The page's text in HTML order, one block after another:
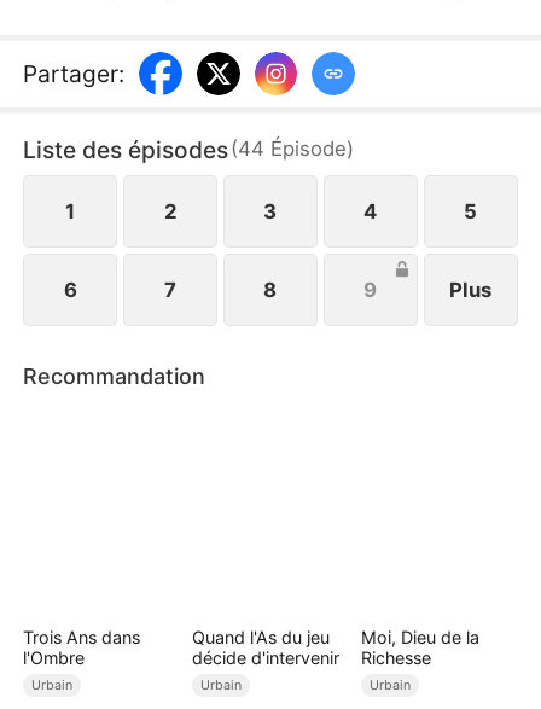
Owen revient et Lucien, voyant leurs sentiments
renaître, demande le divorce. Ophélie, ne
divorce et apprend la vérité trop tard. Lucien
entame un nouveau chapitre, suivant ses propres
rêves.
Partager:
Liste des épisodes(44 Épisode)
1 2 3 4 5
6 7 8 9 Plus
Recommandation
Trois Ans dans
l'Ombre
Urbain
Quand l'As du jeu
décide d'intervenir
Urbain
Moi, Dieu de la
Richesse
Urbain